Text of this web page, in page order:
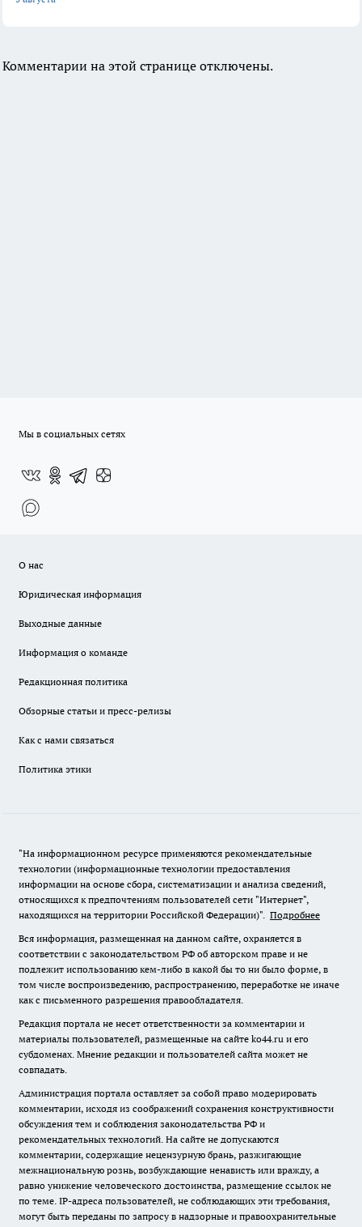
Комментарии на этой странице отключены.
Мы в социальных сетях
О нас
Юридическая информация
Выходные данные
Информация о команде
Редакционная политика
Обзорные статьи и пресс-релизы
Как с нами связаться
Политика этики
"На информационном ресурсе применяются рекомендательные
технологии (информационные технологии предоставления
информации на основе сбора, систематизации и анализа сведений,
относящихся к предпочтениям пользователей сети "Интернет",
находящихся на территории Российской Федерации)". Подробнее
Вся информация, размещенная на данном сайте, охраняется в
соответствии с законодательством РФ об авторском праве и не
подлежит использованию кем-либо в какой бы то ни было форме, в
том числе воспроизведению, распространению, переработке не иначе
как с письменного разрешения правообладателя.
Редакция портала не несет ответственности за комментарии и
материалы пользователей, размещенные на сайте ko44.ru и его
субдоменах. Мнение редакции и пользователей сайта может не
совпадать.
Администрация портала оставляет за собой право модерировать
комментарии, исходя из соображений сохранения конструктивности
обсуждения тем и соблюдения законодательства РФ и
рекомендательных технологий. На сайте не допускаются
комментарии, содержащие нецензурную брань, разжигающие
межнациональную рознь, возбуждающие ненависть или вражду, а
равно унижение человеческого достоинства, размещение ссылок не
по теме. IP-адреса пользователей, не соблюдающих эти требования,
могут быть переданы по запросу в надзорные и правоохранительные